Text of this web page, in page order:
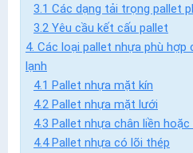
3.1 Các dạng tải trọng pallet
3.2 Yêu cầu kết cấu pallet
4. Các loại pallet nhựa phù
lạnh
4.1 Pallet nhựa mặt kín
4.2 Pallet nhựa mặt lưới
4.3 Pallet nhựa chân liền
4.4 Pallet nhựa có lõi thép